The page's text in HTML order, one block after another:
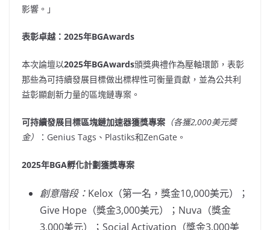
影響。」
表彰卓越： 2025年BGAwards
本次論壇以2025年BGAwards頒獎典禮作為壓軸環節，表彰
那些為可持續發展目標做出標桿性可衡量貢獻，並為公共利
益彰顯創新力量的區塊鏈專案。
可持續發展目標區塊鏈加速器獲獎專案 （各獲2,000美元獎
金）
：Genius Tags、Plastiks和ZenGate。
2025年BGA孵化計劃獲獎專案
創意階段： Kelox（第一名，獎金10,000美元）；
Give Hope（獎金3,000美元）；Nuva（獎金
3,000美元）；Social Activation（獎金3,000美